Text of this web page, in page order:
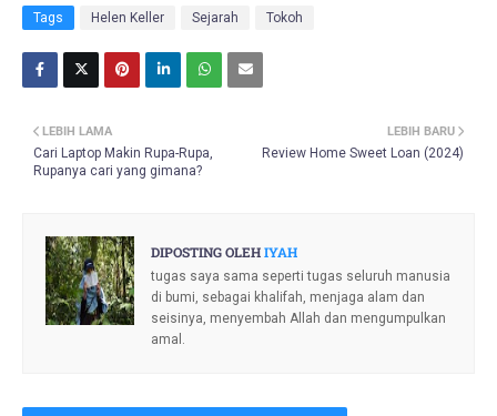
Tags Helen Keller Sejarah Tokoh
LEBIH BARU
Review Home Sweet Loan (2024)
LEBIH LAMA
Cari Laptop Makin Rupa-Rupa,
Rupanya cari yang gimana?
DIPOSTING OLEHIYAH
tugas saya sama seperti tugas seluruh manusia
di bumi, sebagai khalifah, menjaga alam dan
seisinya, menyembah Allah dan mengumpulkan
amal.